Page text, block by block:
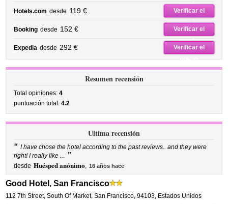
precio
Hotels.com desde 119 €
Verificar el
precio
Booking desde 152 €
Verificar el
precio
Expedia desde 292 €
Verificar el
precio
Resumen recensión
Total opiniones:4
puntuación total:4.2
Ultima recensión
“ I have chose the hotel according to the past reviews.. and they were
right! I really like ... ”
desde Huésped anónimo, 16 años hace
Good Hotel, San Francisco
112 7th Street,South Of Market, San Francisco,94103, Estados Unidos